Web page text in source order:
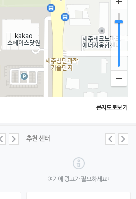
큰지도로보기
추천 센터
여기에 광고가 필요하세요?